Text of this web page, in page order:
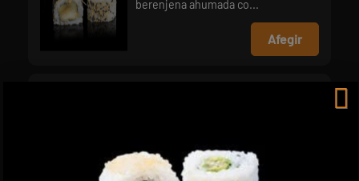
berenjena ahumada co...
Afegir